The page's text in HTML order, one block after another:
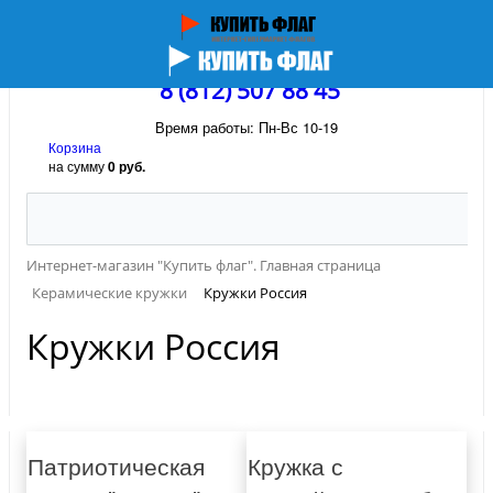
8 (812) 507 88 45
Время работы: Пн-Вс 10-19
Корзина
на сумму0 руб.
Интернет-магазин "Купить флаг". Главная страница
Керамические кружки
Кружки Россия
Кружки Россия
Патриотическая
Кружка с